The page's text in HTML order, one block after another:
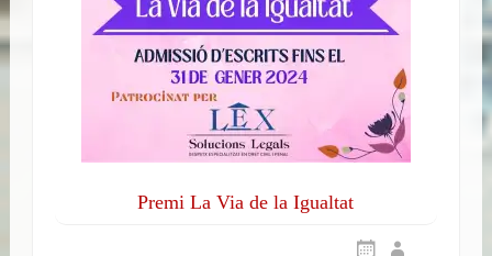
Premi La Via de la Igualtat